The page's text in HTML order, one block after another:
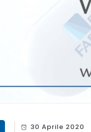
30 Aprile 2020